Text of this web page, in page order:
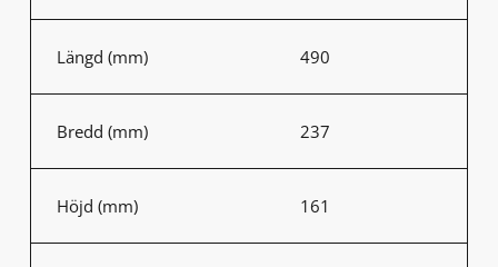
Längd (mm) 490
Bredd (mm) 237
Höjd (mm) 161